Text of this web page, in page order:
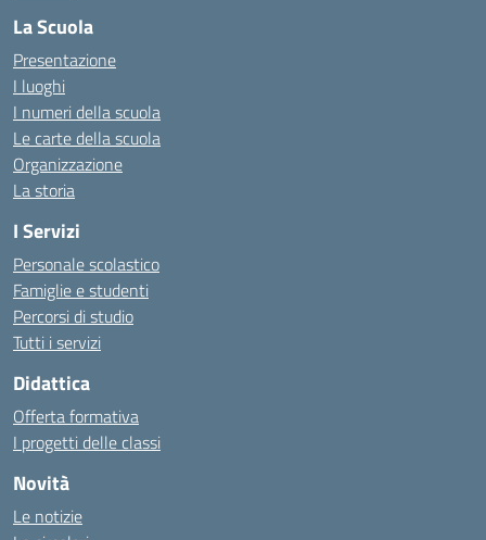
La Scuola
Presentazione
I luoghi
I numeri della scuola
Le carte della scuola
Organizzazione
La storia
I Servizi
Personale scolastico
Famiglie e studenti
Percorsi di studio
Tutti i servizi
Didattica
Offerta formativa
I progetti delle classi
Novità
Le notizie